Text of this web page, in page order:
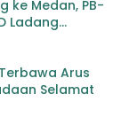
ke Medan, PB-
Ladang
Arus
Selamat